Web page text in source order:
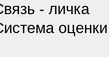
- личка